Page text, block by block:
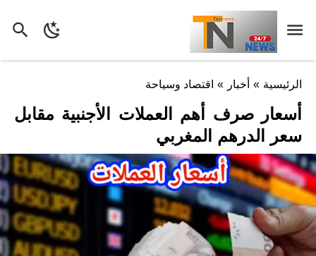
الرئيسية » أخبار » اقتصاد وسياحة
أسعار صرف أهم العملات الأجنبية مقابل
سعر الدرهم المغربي